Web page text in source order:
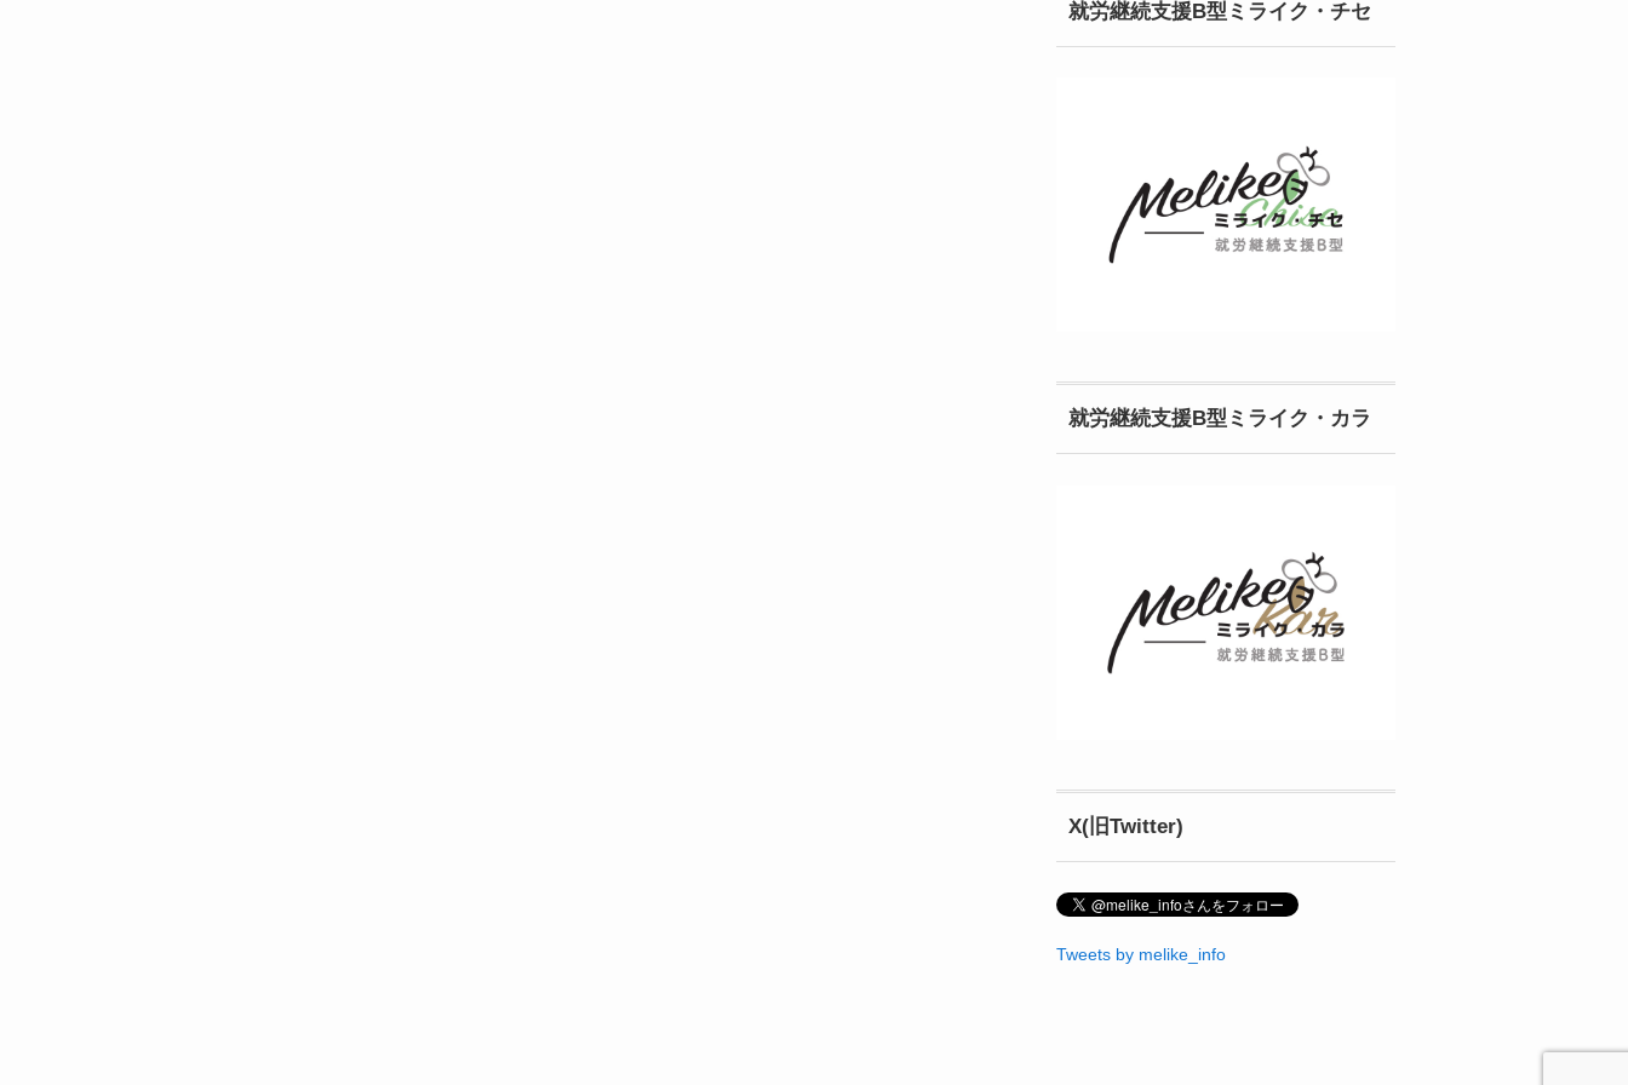
就労継続支援B型ミライク・チセ
就労継続支援B型ミライク・カラ
X(旧Twitter)
Tweets by melike_info